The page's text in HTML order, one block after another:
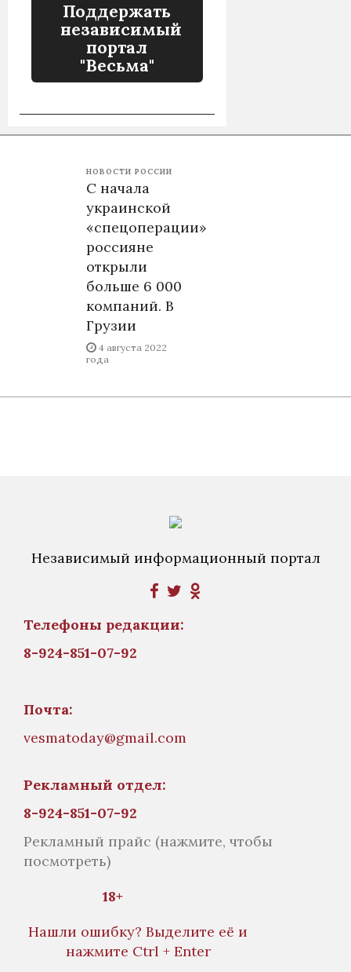
Поддержать
независимый
портал
"Весьма"
НОВОСТИ РОССИИ
С начала
украинской
«спецоперации»
россияне
открыли
больше 6 000
компаний. В
Грузии
4 августа 2022
года
Независимый информационный портал
Телефоны редакции:
8-924-851-07-92
Почта:
vesmatoday@gmail.com
Рекламный отдел:
8-924-851-07-92
Рекламный прайс (нажмите, чтобы
посмотреть)
18+
Нашли ошибку? Выделите её и
нажмите Ctrl + Enter